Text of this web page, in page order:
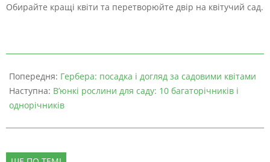
Обирайте кращі квіти та перетворюйте двір на квітучий сад.
Попередня: Гербера: посадка і догляд за садовими квітами
Наступна: В’юнкі рослини для саду: 10 багаторічників і
однорічників